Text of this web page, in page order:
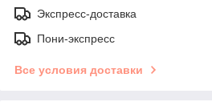
Экспресс-доставка
Пони-экспресс
Все условия доставки